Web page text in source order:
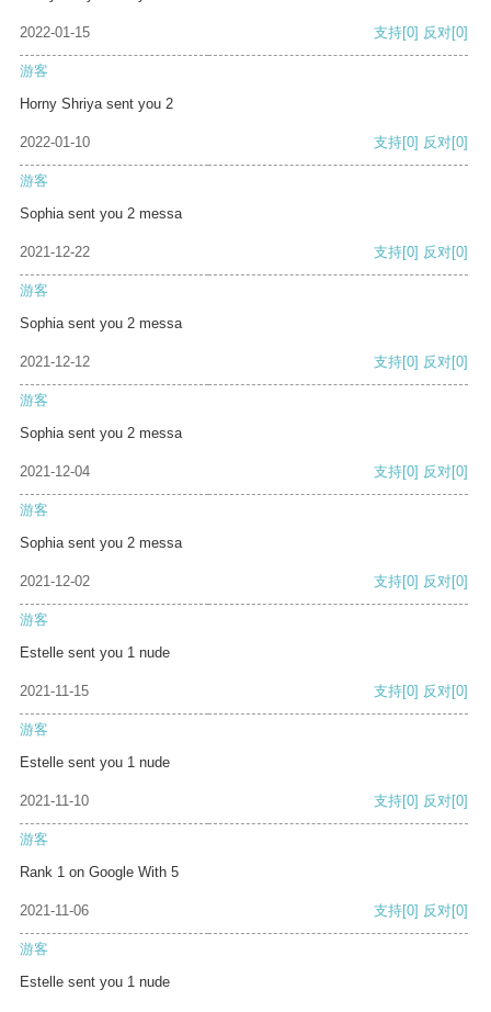
2022-01-15 支持[0] 反对[0]
游客
Horny Shriya sent you 2
2022-01-10 支持[0] 反对[0]
游客
Sophia sent you 2 messa
2021-12-22 支持[0] 反对[0]
游客
Sophia sent you 2 messa
2021-12-12 支持[0] 反对[0]
游客
Sophia sent you 2 messa
2021-12-04 支持[0] 反对[0]
游客
Sophia sent you 2 messa
2021-12-02 支持[0] 反对[0]
游客
Estelle sent you 1 nude
2021-11-15 支持[0] 反对[0]
游客
Estelle sent you 1 nude
2021-11-10 支持[0] 反对[0]
游客
Rank 1 on Google With 5
2021-11-06 支持[0] 反对[0]
游客
Estelle sent you 1 nude